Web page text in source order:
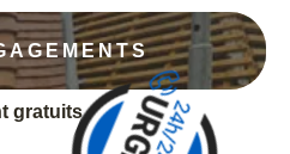
gratuits